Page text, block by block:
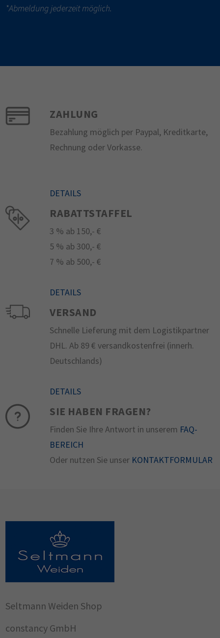
*Abmeldung jederzeit möglich.
ZAHLUNG
Bezahlung möglich per Paypal, Kreditkarte,
Rechnung oder Vorkasse.
DETAILS
RABATTSTAFFEL
3 % ab 150,- €
5 % ab 300,- €
7 % ab 500,- €
DETAILS
VERSAND
Schnelle Lieferung mit dem Logistikpartner
DHL. Ab 89 € versandkostenfrei (innerh.
Deutschlands)
DETAILS
SIE HABEN FRAGEN?
Finden Sie Ihre Antwort in unserem FAQ-
BEREICH
Oder nutzen Sie unser KONTAKTFORMULAR
Seltmann Weiden Shop
constancy GmbH